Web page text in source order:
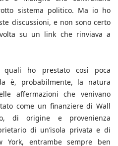
sistema politico. Ma io ho
discussioni, e non sono certo
su un link che rinviava a
ho prestato così poca
è, probabilmente, la natura
affermazioni che venivano
come un finanziere di Wall
di origine e provenienza
di un’isola privata e di
York, entrambe sempre ben